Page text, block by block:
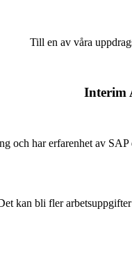
Till en av våra
Interim
och har erfarenhet av
kan bli fler